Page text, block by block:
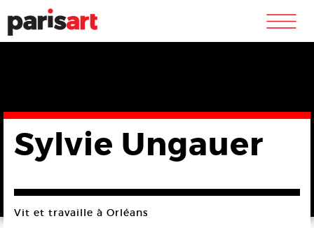
m
Sylvie Ungauer
Vit et travaille à Orléans